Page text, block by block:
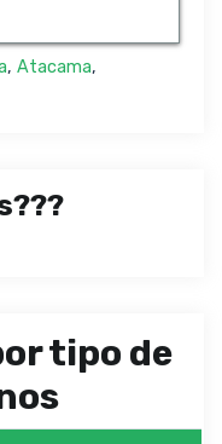
, Atacama,
tipo de